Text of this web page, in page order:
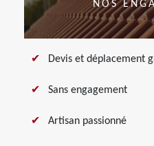
NOS
Devis et déplacement
Sans engagement
Artisan passionné